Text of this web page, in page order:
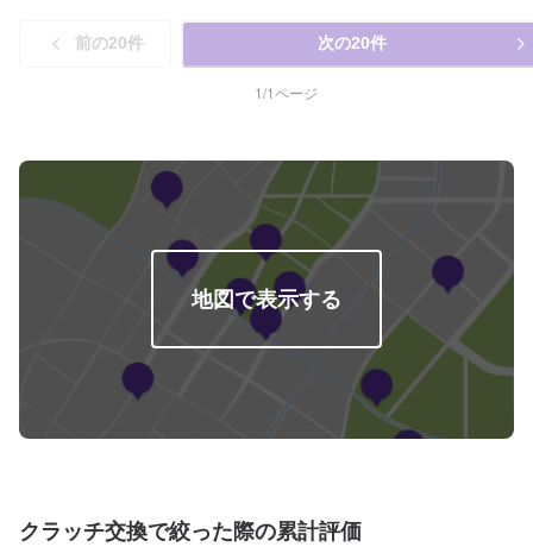
なんでもご相談ください！
前の20件 次の20件
1/1ページ
地図で表示する
クラッチ交換で絞った際の累計評価